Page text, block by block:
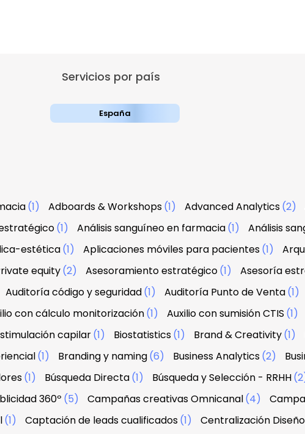
Servicios por país
España
(1) Adboards & Workshops(1) Advanced Analytics(2)
(1) Análisis sanguíneo en farmacia(1) Análisis
estética(1) Aplicaciones móviles para pacientes(1)
equity(2) Asesoramiento estratégico(1) Asesoría
Auditoría código y seguridad(1) Auditoría Punto de Venta(1)
con cálculo monitorización(1) Auxilio con sumisión CTIS (1)
capilar(1) Biostatistics(1) Brand & Creativity(1)
(1) Branding y naming(6) Business Analytics(2)
(1) Búsqueda Directa(1) Búsqueda y Selección - RRHH
360º (5) Campañas creativas Omnicanal(4)
(1) Captación de leads cualificados(1) Centralización